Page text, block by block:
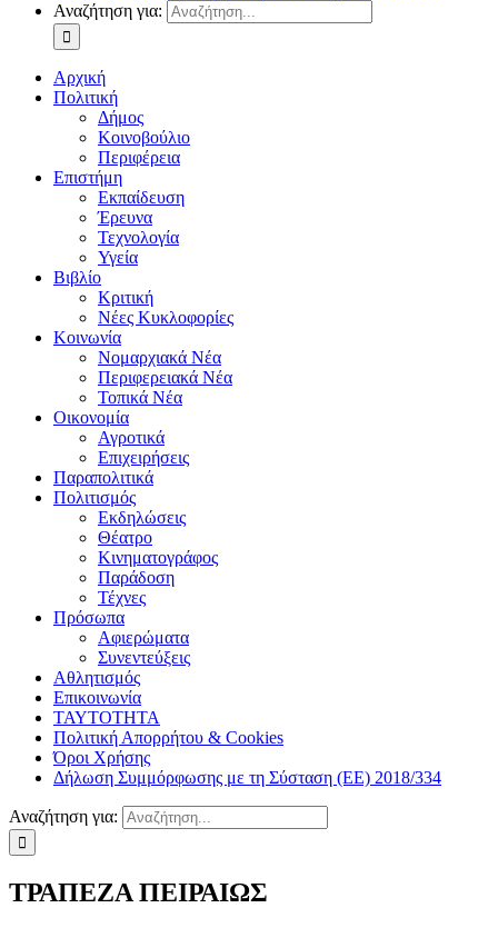
Αναζήτηση για:
Αρχική
Πολιτική
Δήμος
Κοινοβούλιο
Περιφέρεια
Επιστήμη
Εκπαίδευση
Έρευνα
Τεχνολογία
Υγεία
Βιβλίο
Κριτική
Νέες Κυκλοφορίες
Κοινωνία
Νομαρχιακά Νέα
Περιφερειακά Νέα
Τοπικά Νέα
Οικονομία
Αγροτικά
Επιχειρήσεις
Παραπολιτικά
Πολιτισμός
Εκδηλώσεις
Θέατρο
Κινηματογράφος
Παράδοση
Τέχνες
Πρόσωπα
Αφιερώματα
Συνεντεύξεις
Αθλητισμός
Επικοινωνία
ΤΑΥΤΟΤΗΤΑ
Πολιτική Απορρήτου & Cookies
Όροι Χρήσης
Δήλωση Συμμόρφωσης με τη Σύσταση (ΕΕ) 2018/334
Αναζήτηση για:
ΤΡΑΠΕΖΑ ΠΕΙΡΑΙΩΣ